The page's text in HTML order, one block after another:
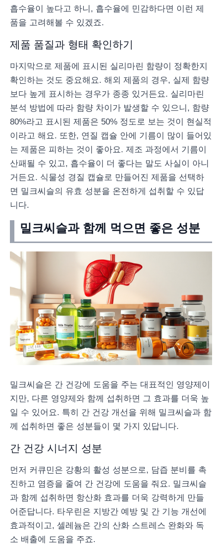
흡수율이 높다고 하니, 흡수율에 민감하다면 이런 제
품을 고려해볼 수 있겠죠.
제품 품질과 형태 확인하기
마지막으로 제품에 표시된 실리마린 함량이 정확한지
확인하는 것도 중요해요. 해외 제품의 경우, 실제 함량
보다 높게 표시하는 경우가 종종 있거든요. 실리마린
분석 방법에 따라 함량 차이가 발생할 수 있으니, 함량
80%라고 표시된 제품은 50% 정도로 보는 것이 현실적
이라고 해요. 또한, 연질 캡슐 안에 기름이 많이 들어있
는 제품은 피하는 것이 좋아요. 제조 과정에서 기름이
산패될 수 있고, 흡수율이 더 좋다는 말도 사실이 아니
거든요. 식물성 경질 캡슐로 만들어진 제품을 선택하
면 밀크씨슬의 유효 성분을 온전하게 섭취할 수 있답
니다.
밀크씨슬과 함께 먹으면 좋은 성분
밀크씨슬은 간 건강에 도움을 주는 대표적인 영양제이
지만, 다른 영양제와 함께 섭취하면 그 효과를 더욱 높
일 수 있어요. 특히 간 건강 개선을 위해 밀크씨슬과 함
께 섭취하면 좋은 성분들이 몇 가지 있답니다.
간 건강 시너지 성분
먼저 커큐민은 강황의 활성 성분으로, 담즙 분비를 촉
진하고 염증을 줄여 간 건강에 도움을 줘요. 밀크씨슬
과 함께 섭취하면 항산화 효과를 더욱 강력하게 만들
어준답니다. 타우린은 지방간 예방 및 간 기능 개선에
효과적이고, 셀레늄은 간의 산화 스트레스 완화와 독
소 배출에 도움을 주죠.